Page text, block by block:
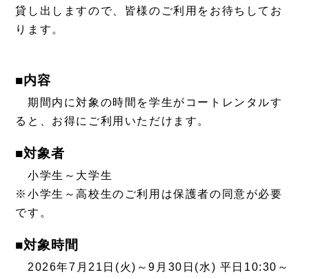
貸し出しますので、皆様のご利用をお待ちしてお
ります。
■内容
期間内に対象の時間を学生がコートレンタルす
ると、お得にご利用いただけます。
■対象者
小学生～大学生
※小学生～高校生のご利用は保護者の同意が必要
です。
■対象時間
2026年7月21日(火)～9月30日(水) 平日10:30～